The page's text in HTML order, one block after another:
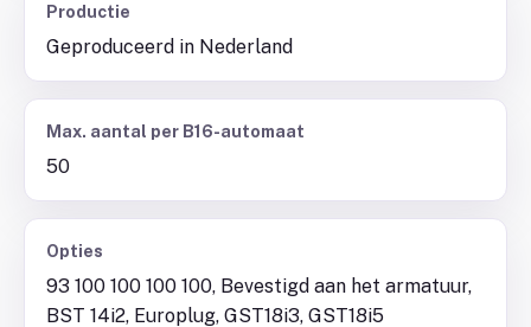
Productie
Geproduceerd in Nederland
Max. aantal per B16-automaat
50
Opties
93 100 100 100 100, Bevestigd aan het armatuur,
BST 14i2, Europlug, GST18i3, GST18i5